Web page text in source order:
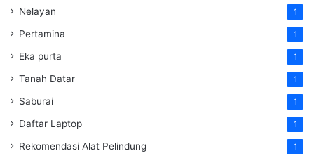
Nelayan 1
Pertamina 1
Eka purta 1
Tanah Datar 1
Saburai 1
Daftar Laptop 1
Rekomendasi Alat Pelindung 1